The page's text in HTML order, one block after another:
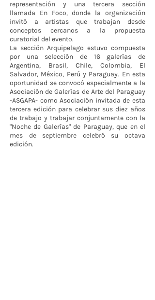
representación y una tercera sección
llamada En Foco, donde la organización
invitó a artistas que trabajan desde
conceptos cercanos a la propuesta
curatorial del evento.
La sección Arquipelago estuvo compuesta
por una selección de 16 galerías de
Argentina, Brasil, Chile, Colombia, El
Salvador, México, Perú y Paraguay. En esta
oportunidad se convocó especialmente a la
Asociación de Galerías de Arte del Paraguay
-ASGAPA- como Asociación invitada de esta
tercera edición para celebrar sus diez años
de trabajo y trabajar conjuntamente con la
"Noche de Galerías" de Paraguay, que en el
mes de septiembre celebró su octava
edición.